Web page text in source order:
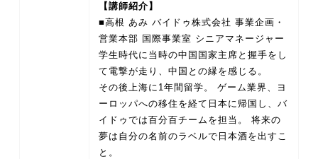
【講師紹介】
■高根 あみ バイドゥ株式会社 事業企画・
営業本部 国際事業室 シニアマネージャー
学生時代に当時の中国国家主席と握手をし
て電撃が走り、中国との縁を感じる。
その後上海に1年間留学。 ゲーム業界、ヨ
ーロッパへの移住を経て日本に帰国し、バ
イドゥでは百分百チームを担当。 将来の
夢は自分の名前のラベルで日本酒を出すこ
と。